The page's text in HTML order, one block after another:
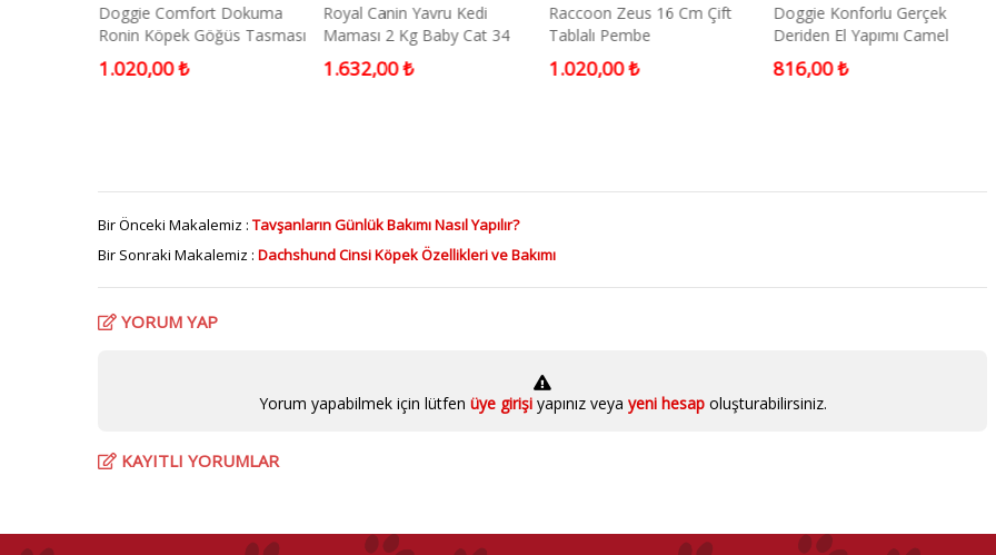
Doggie Comfort Dokuma
Ronin Köpek Göğüs Tasması
Small Pembe 1,5x40-45 Cm
1.020,00 ₺
Royal Canin Yavru Kedi
Maması 2 Kg Baby Cat 34
1.632,00 ₺
Raccoon Zeus 16 Cm Çift
Tablalı Pembe
1.020,00 ₺
Doggie Konforlu Gerçek
Deriden El Yapımı Camel
Boğma Zincirli Köpek Boyun
Tasması 2x35-45CM
816,00 ₺
Bir Önceki Makalemiz : Tavşanların Günlük Bakımı Nasıl Yapılır?
Bir Sonraki Makalemiz : Dachshund Cinsi Köpek Özellikleri ve Bakımı
YORUM YAP
Yorum yapabilmek için lütfen üye girişi yapınız veya yeni hesapoluşturabilirsiniz.
KAYITLI YORUMLAR